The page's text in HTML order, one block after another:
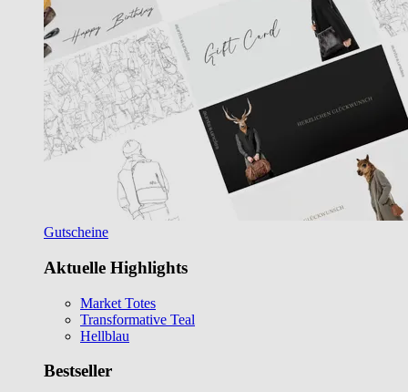
Gutscheine
Aktuelle Highlights
Market Totes
Transformative Teal
Hellblau
Bestseller